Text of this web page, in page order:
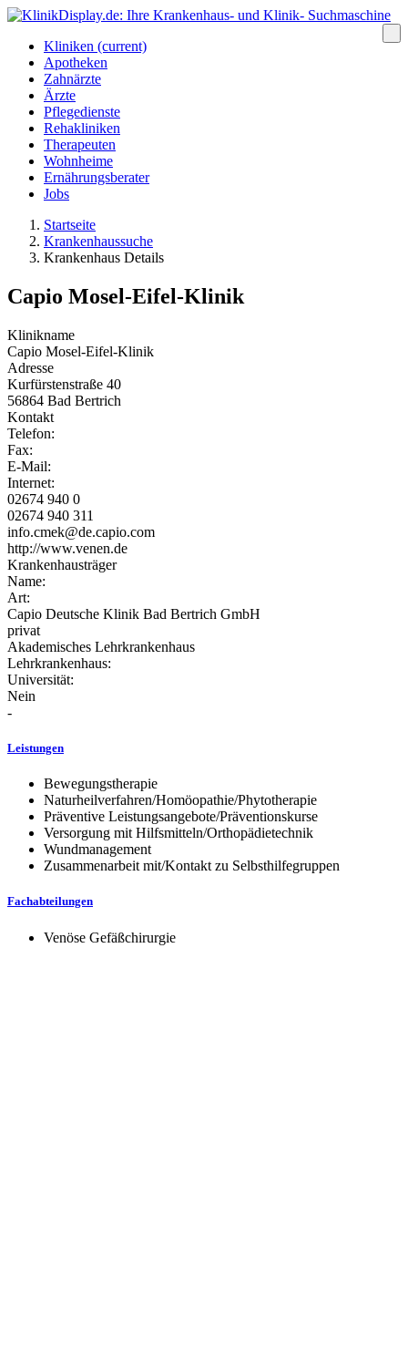
Kliniken (current)
Apotheken
Zahnärzte
Ärzte
Pflegedienste
Rehakliniken
Therapeuten
Wohnheime
Ernährungsberater
Jobs
Startseite
Krankenhaussuche
Krankenhaus Details
Capio Mosel-Eifel-Klinik
Klinikname
Capio Mosel-Eifel-Klinik
Adresse
Kurfürstenstraße 40
56864 Bad Bertrich
Kontakt
Telefon:
Fax:
E-Mail:
Internet:
02674 940 0
02674 940 311
info.cmek@de.capio.com
http://www.venen.de
Krankenhausträger
Name:
Art:
Capio Deutsche Klinik Bad Bertrich GmbH
privat
Akademisches Lehrkrankenhaus
Lehrkrankenhaus:
Universität:
Nein
-
Leistungen
Bewegungstherapie
Naturheilverfahren/Homöopathie/Phytotherapie
Präventive Leistungsangebote/Präventionskurse
Versorgung mit Hilfsmitteln/Orthopädietechnik
Wundmanagement
Zusammenarbeit mit/Kontakt zu Selbsthilfegruppen
Fachabteilungen
Venöse Gefäßchirurgie